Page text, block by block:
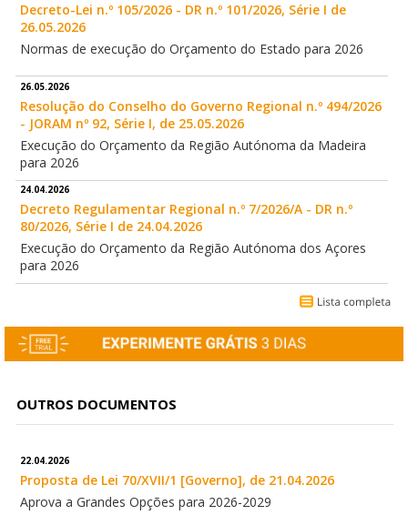
Decreto-Lei n.º 105/2026 - DR n.º 101/2026, Série I de
26.05.2026
Normas de execução do Orçamento do Estado para 2026
26.05.2026
Resolução do Conselho do Governo Regional n.º 494/2026
- JORAM nº 92, Série I, de 25.05.2026
Execução do Orçamento da Região Autónoma da Madeira
para 2026
24.04.2026
Decreto Regulamentar Regional n.º 7/2026/A - DR n.º
80/2026, Série I de 24.04.2026
Execução do Orçamento da Região Autónoma dos Açores
para 2026
OUTROS DOCUMENTOS
22.04.2026
Proposta de Lei 70/XVII/1 [Governo], de 21.04.2026
Aprova a Grandes Opções para 2026-2029